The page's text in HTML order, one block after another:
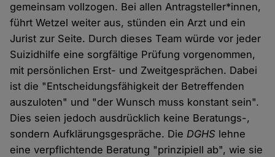
gemeinsam vollzogen. Bei allen Antragsteller*innen,
führt Wetzel weiter aus, stünden ein Arzt und ein
Jurist zur Seite. Durch dieses Team würde vor jeder
Suizidhilfe eine sorgfältige Prüfung vorgenommen,
mit persönlichen Erst- und Zweitgesprächen. Dabei
ist die "Entscheidungsfähigkeit der Betreffenden
auszuloten" und "der Wunsch muss konstant sein".
Dies seien jedoch ausdrücklich keine Beratungs-,
sondern Aufklärungsgespräche. DieDGHS lehne
eine verpflichtende Beratung "prinzipiell ab", wie sie